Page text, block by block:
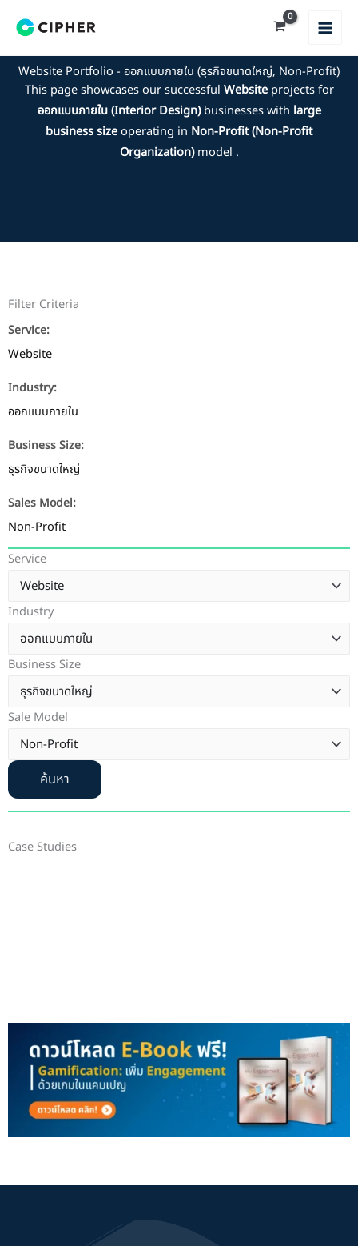
Website Portfolio - ออกแบบภายใน (ธุรกิจขนาดใหญ่, Non-Profit)
This page showcases our successful Websiteprojects for
ออกแบบภายใน (Interior Design)businesses with large
business sizeoperating in Non-Profit (Non-Profit
Organization)model .
Filter Criteria
Service:
Website
Industry:
ออกแบบภายใน
Business Size:
ธุรกิจขนาดใหญ่
Sales Model:
Non-Profit
Service
Industry
Business Size
Sale Model
ค้นหา
Case Studies